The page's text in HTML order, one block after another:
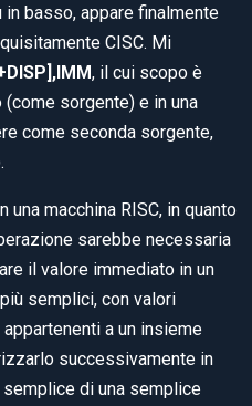
in basso, appare finalmente
CISC. Mi
, il cui scopo è
sorgente) e in una
come seconda sorgente,
macchina RISC, in quanto
sarebbe necessaria
il valore immediato in un
semplici, con valori
a un insieme
successivamente in
di una semplice